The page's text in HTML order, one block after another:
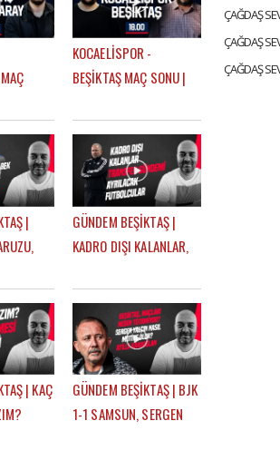
KOCAELİSPOR -
BEŞİKTAŞ MAÇ SONU |
SEVİNÇ
|
ÇAĞDAŞ
GÜNDEM BEŞİKTAŞ |
KADRO DIŞI KALANLAR,
AYRILACAK
FUTBOLCULAR | ÇAĞDAŞ
SEVİNÇ
| KAÇ
GÜNDEM BEŞİKTAŞ | BJK
1-1 SAMSUN, SERGEN